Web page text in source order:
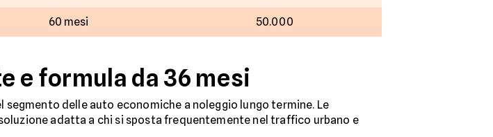
60 mesi 50.000
e formula da 36 mesi
segmento delle auto economiche a noleggio lungo termine. Le
adatta a chi si sposta frequentemente nel traffico urbano e